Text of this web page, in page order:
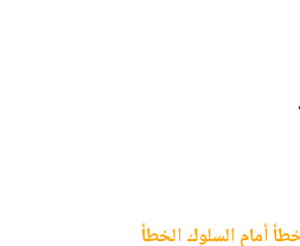
أمام السلوك الخطأ